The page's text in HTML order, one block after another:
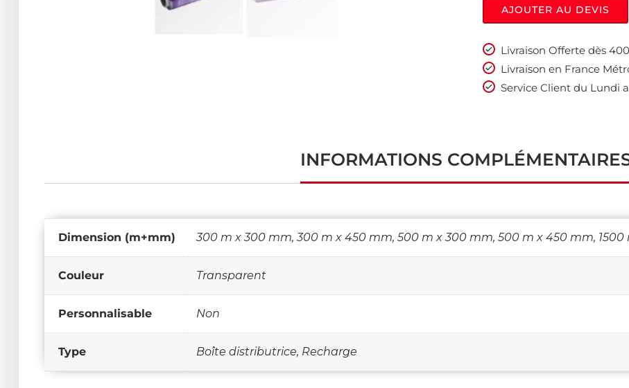
AJOUTER AU DEVIS
Livraison Offerte dès
Livraison en France
Service Client du Lundi
INFORMATIONS
Dimension (m+mm) 300 m x 300 mm, 300 m x 450 mm, 500 m x 300 mm, 500 m x 450 mm,
Couleur Transparent
Personnalisable Non
Type Boîte distributrice, Recharge